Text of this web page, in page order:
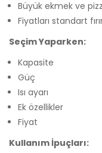
Büyük ekmek ve
Fiyatları standart
Seçim Yaparken:
Kapasite
Güç
Isı ayarı
Ek özellikler
Fiyat
Kullanım İpuçları: